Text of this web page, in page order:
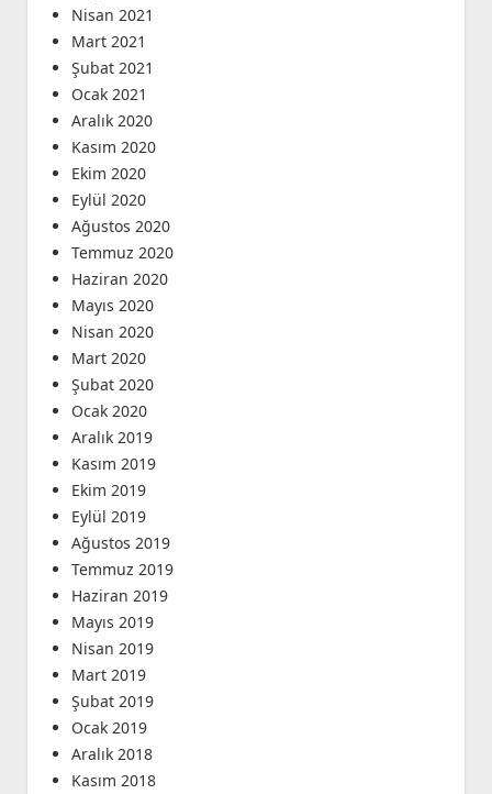
Nisan 2021
Mart 2021
Şubat 2021
Ocak 2021
Aralık 2020
Kasım 2020
Ekim 2020
Eylül 2020
Ağustos 2020
Temmuz 2020
Haziran 2020
Mayıs 2020
Nisan 2020
Mart 2020
Şubat 2020
Ocak 2020
Aralık 2019
Kasım 2019
Ekim 2019
Eylül 2019
Ağustos 2019
Temmuz 2019
Haziran 2019
Mayıs 2019
Nisan 2019
Mart 2019
Şubat 2019
Ocak 2019
Aralık 2018
Kasım 2018